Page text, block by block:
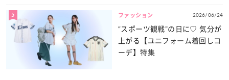
5 ファッション 2026/06/24
“スポーツ観戦”の日に♡ 気分が
上がる【ユニフォーム着回しコ
ーデ】特集